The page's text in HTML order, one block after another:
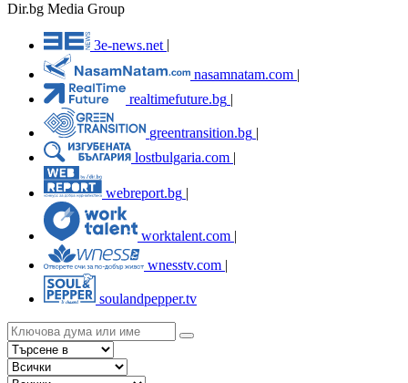
Dir.bg Media Group
3e-news.net
nasamnatam.com |
realtimefuture.bg |
greentransition.bg |
lostbulgaria.com |
webreport.bg
worktalent.com |
wnesstv.com |
soulandpepper.tv